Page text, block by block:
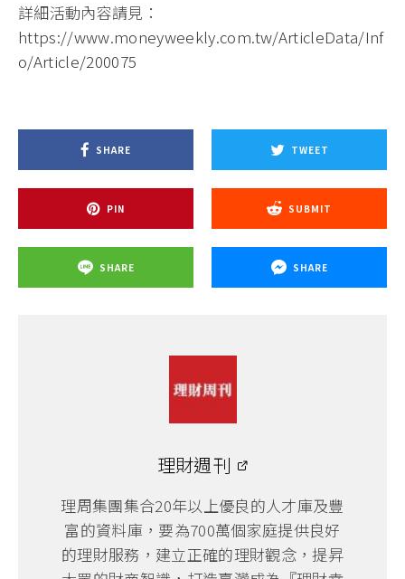
詳細活動內容請見：
https://www.moneyweekly.com.tw/ArticleData/Inf
o/Article/200075
SHARE TWEET
PIN SUBMIT
SHARE SHARE
理財週刊
理周集團集合20年以上優良的人才庫及豐
富的資料庫，要為700萬個家庭提供良好
的理財服務，建立正確的理財觀念，提昇